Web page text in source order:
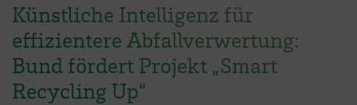
Künstliche Intelligenz für
effizientere Abfallverwertung:
Bund fördert Projekt „Smart
Recycling Up“